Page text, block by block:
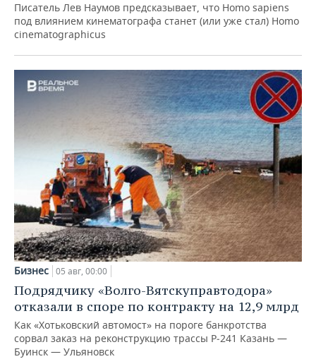
Писатель Лев Наумов предсказывает, что Homo sapiens
под влиянием кинематографа станет (или уже стал) Homo
cinematographicus
Бизнес 05 авг, 00:00
Подрядчику «Волго-Вятскуправтодора»
отказали в споре по контракту на 12,9 млрд
Как «Хотьковский автомост» на пороге банкротства
сорвал заказ на реконструкцию трассы Р‑241 Казань —
Буинск — Ульяновск